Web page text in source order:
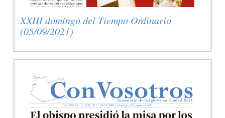
XXIII domingo del Tiempo Ordinario
(05/09/2021)